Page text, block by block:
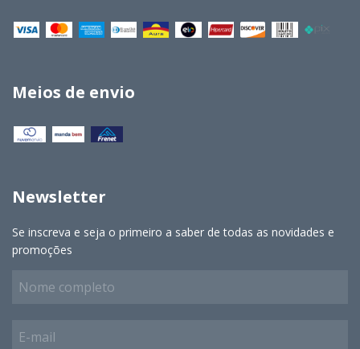
Meios de envio
Newsletter
Se inscreva e seja o primeiro a saber de todas as novidades e
promoções